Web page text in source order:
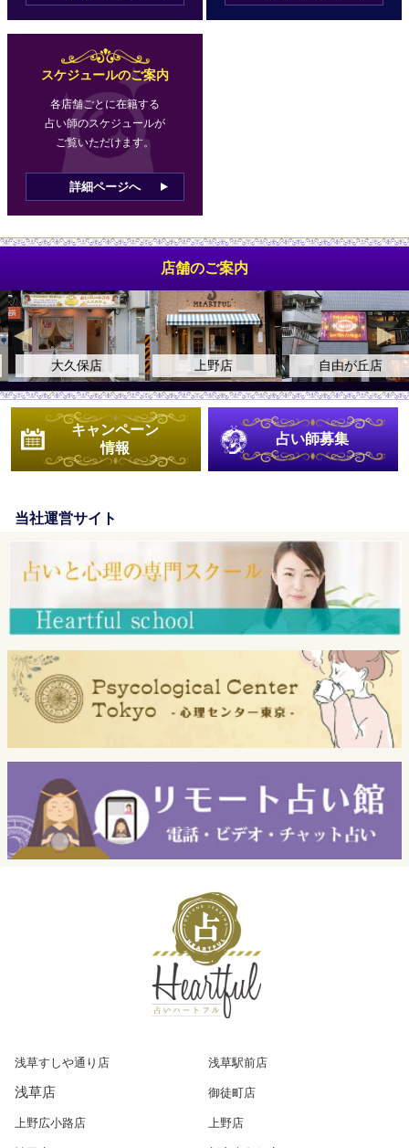
スケジュールのご案内
各店舗ごとに在籍する
占い師のスケジュールが
ご覧いただけます。
詳細ページへ
店舗のご案内
大久保店 上野店 自由が丘店
キャンペーン
情報
占い師募集
当社運営サイト
浅草すしや通り店 浅草駅前店
浅草店
御徒町店
上野広小路店
上野店